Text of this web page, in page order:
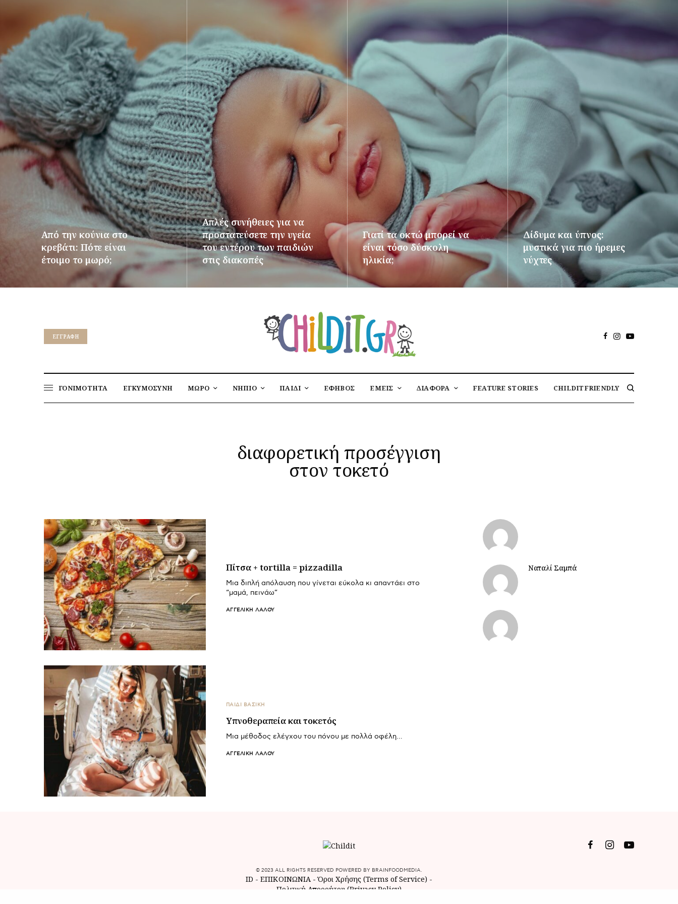
Από την κούνια στο
κρεβάτι: Πότε είναι
έτοιμο το μωρό;
Απλές συνήθειες για να
προστατεύσετε την υγεία
του εντέρου των παιδιών
στις διακοπές
Γιατί τα οκτώ μπορεί να
είναι τόσο δύσκολη
ηλικία;
ΠΕΡΙΣΣΌΤΕΡΑ
Δίδυμα και ύπνος:
μυστικά για πιο ήρεμες
νύχτες
ΠΕΡΙΣΣΌΤΕΡΑ
EΓΓΡΑΦΉ
ΓΟΝΙΜΟΤΗΤΑ ΕΓΚΥΜΟΣΥΝΗ ΜΩΡΟ ΝΗΠΙΟ ΠΑΙΔΙ ΕΦΗΒΟΣ ΕΜΕΙΣ ΔΙΑΦΟΡΑ FEATURE STORIES CHILDITFRIENDLY
διαφορετική προσέγγιση
στον τοκετό
Πίτσα + tortilla = pizzadilla
Μια διπλή απόλαυση που γίνεται εύκολα κι απαντάει στο
“μαμά, πεινάω”
ΑΓΓΕΛΙΚΉ ΛΆΛΟΥ
ΠΑΙΔΙ ΒΑΣΙΚΉ
Υπνοθεραπεία και τοκετός
Μια μέθοδος ελέγχου του πόνου με πολλά οφέλη…
ΑΓΓΕΛΙΚΉ ΛΆΛΟΥ
Ναταλί Σαμπά
© 2023 ALL RIGHTS RESERVED POWERED BY BRAINFOODMEDIA.
ID - ΕΠΙΚΟΙΝΩΝΙΑ -Όροι Χρήσης (Terms of Service) -
Πολιτική Απορρήτου (Privacy Policy)